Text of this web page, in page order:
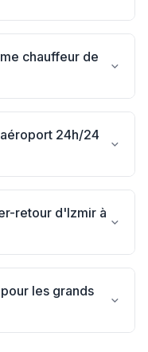
chauffeur de
24h/24
retour d'Izmir à
les grands